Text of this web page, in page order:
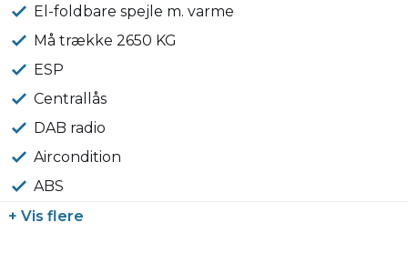
El-foldbare spejle m. varme
Må trække 2650 KG
ESP
Centrallås
DAB radio
Aircondition
ABS
+ Vis flere